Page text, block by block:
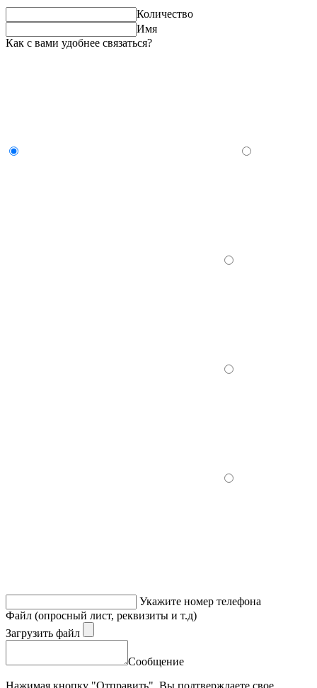
Количество
Имя
Как с вами удобнее связаться?
Укажите номер телефона
Файл (опросный лист, реквизиты и т.д)
Загрузить файл
Сообщение